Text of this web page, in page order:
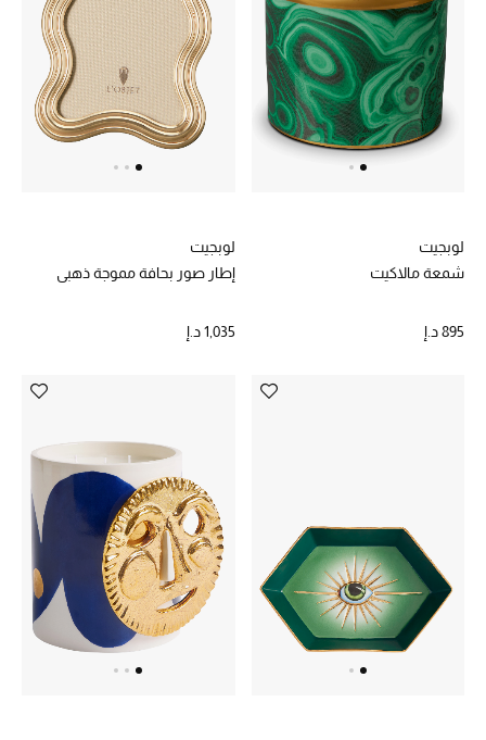
جميع إصدارتنا النسائية
تشكيلة المناسبات للنساء
الحب للمحلي
الملابس الرياضية النسائية
حقائب وأحذية متطابقة
هدايا للنساء
جميع الحقائب النسائية
جميع الإكسسورات النسائية
لوبجيت
شمعة مالاكيت
895 د.إ
لوبجيت
إطار صور بحافة مموجة ذهبي
1,035 د.إ